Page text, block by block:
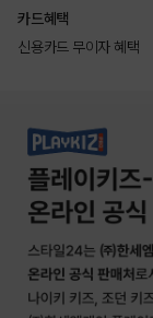
카드혜택
신용카드 무이자 혜택